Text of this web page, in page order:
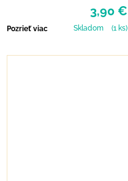
3,90 €
Pozrieť viac Skladom (1 ks)